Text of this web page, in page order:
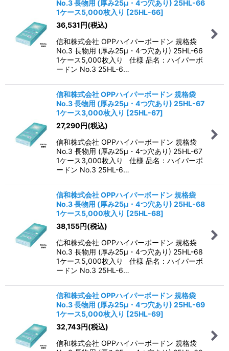
No.3 長物用 (厚み25μ・4つ穴あり) 25HL-66
1ケース5,000枚入り [25HL-66]
36,531円(税込)
信和株式会社 OPPハイパーボードン 規格袋
No.3 長物用 (厚み25μ・4つ穴あり) 25HL-66
1ケース5,000枚入り 仕様 品名：ハイパーボ
ードン No.3 25HL-6…
信和株式会社 OPPハイパーボードン 規格袋
No.3 長物用 (厚み25μ・4つ穴あり) 25HL-67
1ケース3,000枚入り [25HL-67]
27,290円(税込)
信和株式会社 OPPハイパーボードン 規格袋
No.3 長物用 (厚み25μ・4つ穴あり) 25HL-67
1ケース3,000枚入り 仕様 品名：ハイパーボ
ードン No.3 25HL-6…
信和株式会社 OPPハイパーボードン 規格袋
No.3 長物用 (厚み25μ・4つ穴あり) 25HL-68
1ケース5,000枚入り [25HL-68]
38,155円(税込)
信和株式会社 OPPハイパーボードン 規格袋
No.3 長物用 (厚み25μ・4つ穴あり) 25HL-68
1ケース5,000枚入り 仕様 品名：ハイパーボ
ードン No.3 25HL-6…
信和株式会社 OPPハイパーボードン 規格袋
No.3 長物用 (厚み25μ・4つ穴あり) 25HL-69
1ケース5,000枚入り [25HL-69]
32,743円(税込)
信和株式会社 OPPハイパーボードン 規格袋